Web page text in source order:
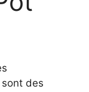
des